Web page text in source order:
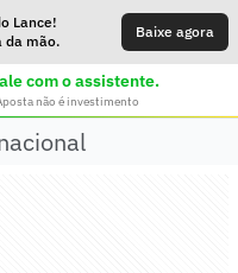
Lance!
da mão.
Baixe agora
com o assistente.
não é investimento